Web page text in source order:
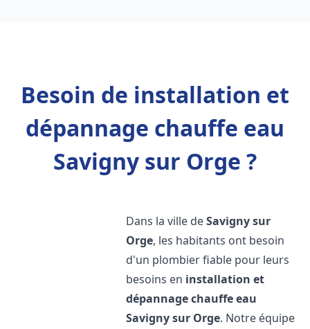
Besoin de installation et
dépannage chauffe eau
Savigny sur Orge ?
Dans la ville deSavigny sur
Orge, les habitants ont besoin
d'un plombier fiable pour leurs
besoins en installation et
dépannage chauffe eau
Savigny sur Orge. Notre équipe